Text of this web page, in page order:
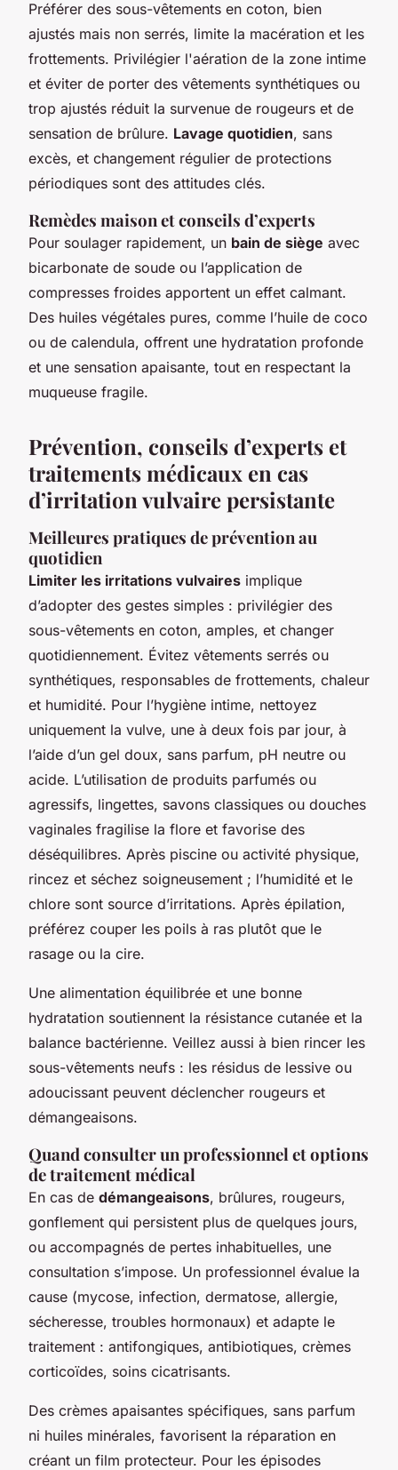
Préférer des sous-vêtements en coton, bien
ajustés mais non serrés, limite la macération et les
frottements. Privilégier l'aération de la zone intime
et éviter de porter des vêtements synthétiques ou
trop ajustés réduit la survenue de rougeurs et de
sensation de brûlure. Lavage quotidien, sans
excès, et changement régulier de protections
périodiques sont des attitudes clés.
Remèdes maison et conseils d’experts
Pour soulager rapidement, un bain de siège avec
bicarbonate de soude ou l’application de
compresses froides apportent un effet calmant.
Des huiles végétales pures, comme l’huile de coco
ou de calendula, offrent une hydratation profonde
et une sensation apaisante, tout en respectant la
muqueuse fragile.
Prévention, conseils d’experts et
traitements médicaux en cas
d’irritation vulvaire persistante
Meilleures pratiques de prévention au
quotidien
Limiter les irritations vulvaires implique
d’adopter des gestes simples : privilégier des
sous-vêtements en coton, amples, et changer
quotidiennement. Évitez vêtements serrés ou
synthétiques, responsables de frottements, chaleur
et humidité. Pour l’hygiène intime, nettoyez
uniquement la vulve, une à deux fois par jour, à
l’aide d’un gel doux, sans parfum, pH neutre ou
acide. L’utilisation de produits parfumés ou
agressifs, lingettes, savons classiques ou douches
vaginales fragilise la flore et favorise des
déséquilibres. Après piscine ou activité physique,
rincez et séchez soigneusement ; l’humidité et le
chlore sont source d’irritations. Après épilation,
préférez couper les poils à ras plutôt que le
rasage ou la cire.
Une alimentation équilibrée et une bonne
hydratation soutiennent la résistance cutanée et la
balance bactérienne. Veillez aussi à bien rincer les
sous-vêtements neufs : les résidus de lessive ou
adoucissant peuvent déclencher rougeurs et
démangeaisons.
Quand consulter un professionnel et options
de traitement médical
En cas de démangeaisons, brûlures, rougeurs,
gonflement qui persistent plus de quelques jours,
ou accompagnés de pertes inhabituelles, une
consultation s’impose. Un professionnel évalue la
cause (mycose, infection, dermatose, allergie,
sécheresse, troubles hormonaux) et adapte le
traitement : antifongiques, antibiotiques, crèmes
corticoïdes, soins cicatrisants.
Des crèmes apaisantes spécifiques, sans parfum
ni huiles minérales, favorisent la réparation en
créant un film protecteur. Pour les épisodes